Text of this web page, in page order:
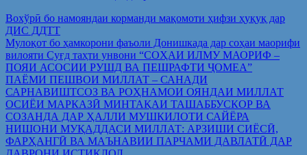
Вохўрӣ бо намояндаи корманди мақомоти ҳифзи ҳуқуқ дар
ДИС ДДТТ
Мулоқот бо ҳамкорони фаъоли Донишкада дар соҳаи маорифи
вилояти Суғд таҳти унвони “СОҲАИ ИЛМУ МАОРИФ –
ПОЯИ АСОСИИ РУШД ВА ПЕШРАФТИ ҶОМЕА”
ПАЁМИ ПЕШВОИ МИЛЛАТ – САНАДИ
САРНАВИШТСОЗ ВА РОҲНАМОИ ОЯНДАИ МИЛЛАТ
ОСИЁИ МАРКАЗӢ МИНТАҚАИ ТАШАББУСКОР ВА
СОЗАНДА ДАР ҲАЛЛИ МУШКИЛОТИ САЙЁРА
НИШОНИ МУҚАДДАСИ МИЛЛАТ: АРЗИШИ СИЁСӢ,
ФАРҲАНГӢ ВА МАЪНАВИИ ПАРЧАМИ ДАВЛАТӢ ДАР